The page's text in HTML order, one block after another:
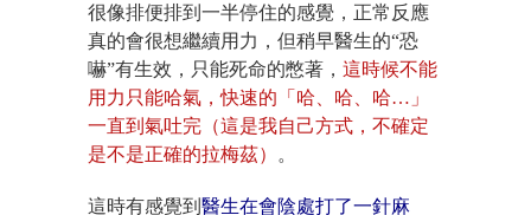
很像排便排到一半停住的感覺，正常反應
真的會很想繼續用力，但稍早醫生的“恐
嚇”有生效，只能死命的憋著， 這時候不能
用力只能哈氣，快速的「哈、哈、哈…」
一直到氣吐完（這是我自己方式，不確定
是不是正確的拉梅茲）
。
這時有感覺到 醫生在會陰處打了一針麻